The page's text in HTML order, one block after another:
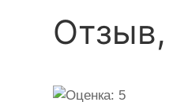
Отзыв,